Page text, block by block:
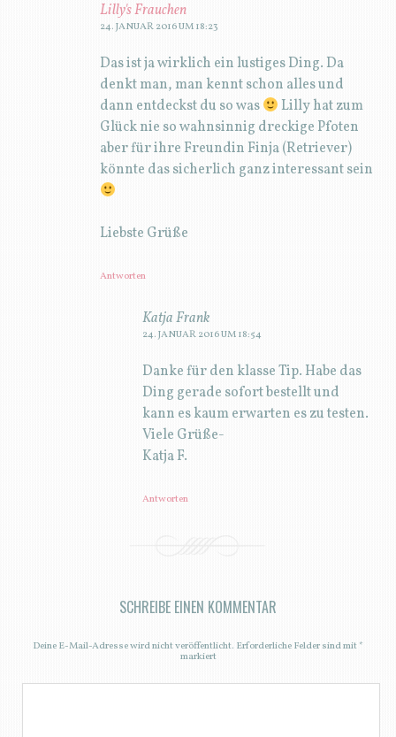
Lilly's Frauchen
24. JANUAR 2016 UM 18:23
Das ist ja wirklich ein lustiges Ding. Da
denkt man, man kennt schon alles und
dann entdeckst du so was
Lilly hat zum
Glück nie so wahnsinnig dreckige Pfoten
aber für ihre Freundin Finja (Retriever)
könnte das sicherlich ganz interessant sein
Liebste Grüße
Antworten
Katja Frank
24. JANUAR 2016 UM 18:54
Danke für den klasse Tip. Habe das
Ding gerade sofort bestellt und
kann es kaum erwarten es zu testen.
Viele Grüße-
Katja F.
Antworten
SCHREIBE EINEN KOMMENTAR
Deine E-Mail-Adresse wird nicht veröffentlicht. Erforderliche Felder sind mit*
markiert